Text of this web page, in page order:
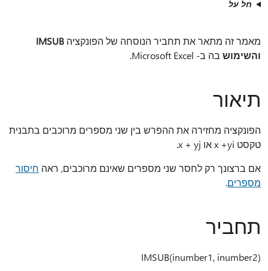
חל על
מאמר זה מתאר את תחביר הנוסחה של הפונקציה IMSUB
והשימוש בה ב- Microsoft Excel.
תיאור
הפונקציה מחזירה את ההפרש בין שני מספרים מרוכבים בתבנית
טקסט x +yi או x + yj.
אם ברצונך רק לחסר שני מספרים שאינם מרוכבים, ראה חיסור
מספרים.
תחביר
‎IMSUB(inumber1, inumber2)‎